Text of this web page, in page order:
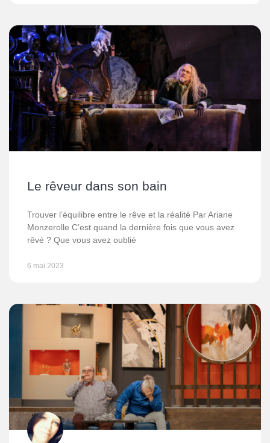
Le rêveur dans son bain
Trouver l’équilibre entre le rêve et la réalité Par Ariane
Monzerolle C’est quand la dernière fois que vous avez
rêvé ? Que vous avez oublié
6 mai 2023